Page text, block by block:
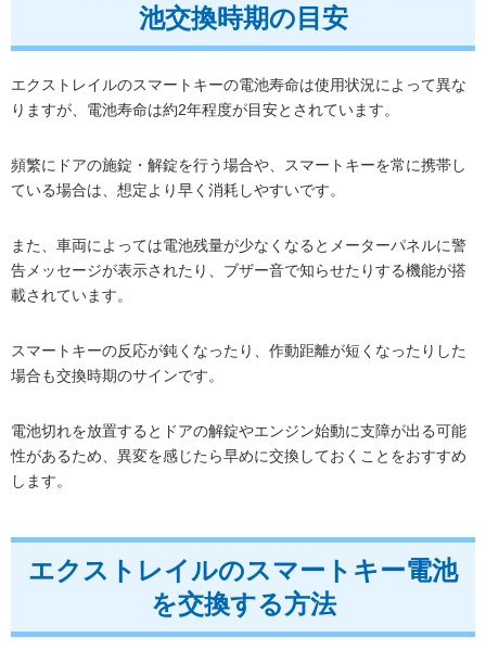
池交換時期の目安
エクストレイルのスマートキーの電池寿命は使用状況によって異な
りますが、電池寿命は約2年程度が目安とされています。
頻繁にドアの施錠・解錠を行う場合や、スマートキーを常に携帯し
ている場合は、想定より早く消耗しやすいです。
また、車両によっては電池残量が少なくなるとメーターパネルに警
告メッセージが表示されたり、ブザー音で知らせたりする機能が搭
載されています。
スマートキーの反応が鈍くなったり、作動距離が短くなったりした
場合も交換時期のサインです。
電池切れを放置するとドアの解錠やエンジン始動に支障が出る可能
性があるため、異変を感じたら早めに交換しておくことをおすすめ
します。
エクストレイルのスマートキー電池
を交換する方法